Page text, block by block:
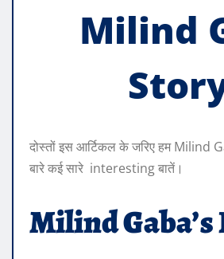
Milind
दोस्तों इस आर्टिकल के जरिए हम
बारे कई सारे interesting बातें।
Milind